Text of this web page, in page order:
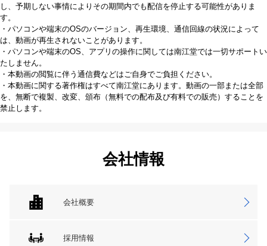
し、予期しない事情によりその期間内でも配信を停止する可能性がありま
す。
・パソコンや端末のOSのバージョン、再生環境、通信回線の状況によって
は、動画が再生されないことがあります。
・パソコンや端末のOS、アプリの操作に関しては南江堂では一切サポートい
たしません。
・本動画の閲覧に伴う通信費などはご自身でご負担ください。
・本動画に関する著作権はすべて南江堂にあります。動画の一部または全部
を、無断で複製、改変、頒布（無料での配布及び有料での販売）することを
禁止します。
会社情報
会社概要
採用情報